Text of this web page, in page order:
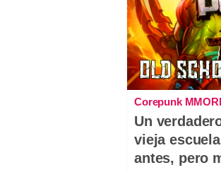
Corepunk
Un
vieja
antes, pero